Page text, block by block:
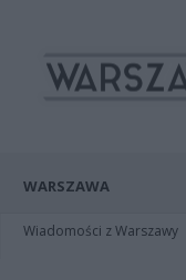
WARSZAWA
Wiadomości z Warszawy